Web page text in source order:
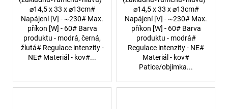
⌀14,5 x 33 x ⌀13cm#
Napájení [V] - ~230# Max.
příkon [W] - 60# Barva
produktu - modrá, černá,
žlutá# Regulace intenzity -
NE# Materiál - kov#...
⌀14,5 x 33 x ⌀13cm#
Napájení [V] - ~230# Max.
příkon [W] - 60# Barva
produktu - modrá#
Regulace intenzity - NE#
Materiál - kov#
Patice/objímka...